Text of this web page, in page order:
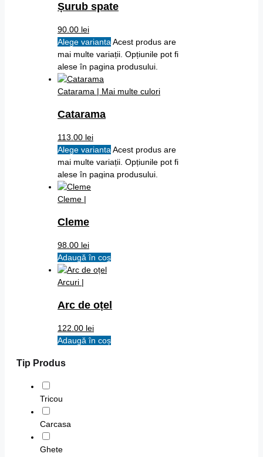
Șurub spate
90.00 lei
Alege varianta Acest produs are
mai multe variații. Opțiunile pot fi
alese în pagina produsului.
Catarama | Mai multe culori
Catarama
113.00 lei
Alege varianta Acest produs are
mai multe variații. Opțiunile pot fi
alese în pagina produsului.
Cleme |
Cleme
98.00 lei
Adaugă în coș
Arcuri |
Arc de oțel
122.00 lei
Adaugă în coș
Tip Produs
Tricou
Carcasa
Ghete